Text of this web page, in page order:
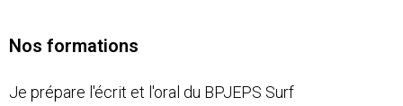
Nos formations
Je prépare l'écrit et l'oral du BPJEPS Surf